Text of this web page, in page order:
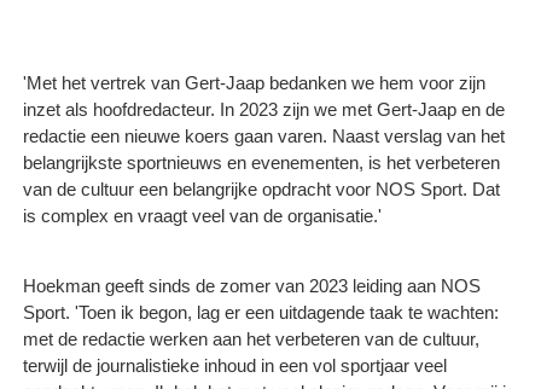
'Met het vertrek van Gert-Jaap bedanken we hem voor zijn
inzet als hoofdredacteur. In 2023 zijn we met Gert-Jaap en de
redactie een nieuwe koers gaan varen. Naast verslag van het
belangrijkste sportnieuws en evenementen, is het verbeteren
van de cultuur een belangrijke opdracht voor NOS Sport. Dat
is complex en vraagt veel van de organisatie.'
Hoekman geeft sinds de zomer van 2023 leiding aan NOS
Sport. 'Toen ik begon, lag er een uitdagende taak te wachten:
met de redactie werken aan het verbeteren van de cultuur,
terwijl de journalistieke inhoud in een vol sportjaar veel